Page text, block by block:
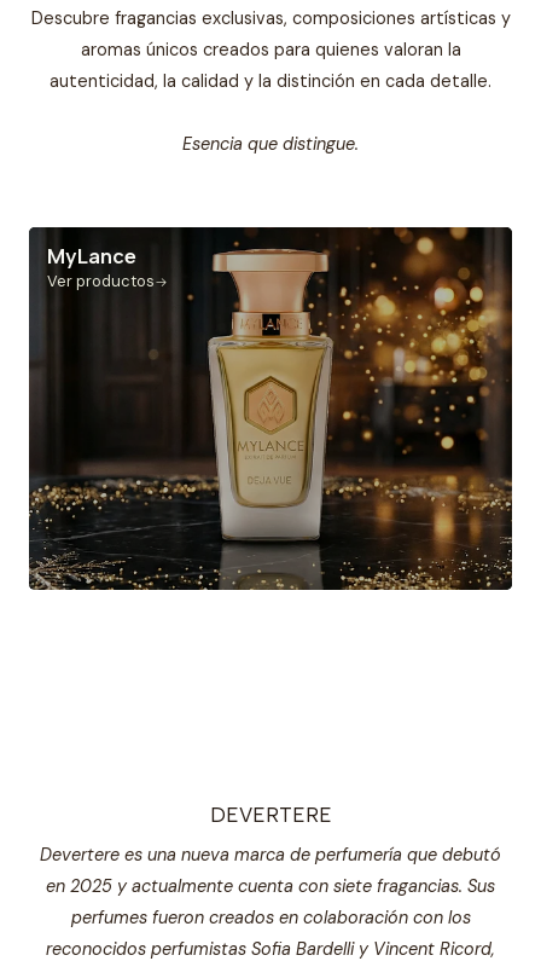
Descubre fragancias exclusivas, composiciones artísticas y
aromas únicos creados para quienes valoran la
autenticidad, la calidad y la distinción en cada detalle.
Esencia que distingue.
MyLance
Ver productos
DEVERTERE
Devertere es una nueva marca de perfumería que debutó
en 2025 y actualmente cuenta con siete fragancias. Sus
perfumes fueron creados en colaboración con los
reconocidos perfumistas Sofia Bardelli y Vincent Ricord,